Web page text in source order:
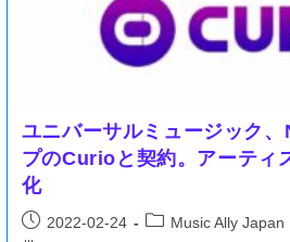
ユニバーサルミュージック、
プのCurioと契約。アーティ
化
2022-02-24 Music Ally Japan